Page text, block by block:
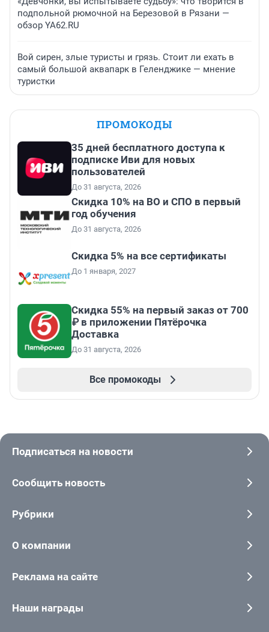
подпольной рюмочной на Березовой в Рязани —
обзор YA62.RU
Вой сирен, злые туристы и грязь. Стоит ли ехать в
самый большой аквапарк в Геленджике — мнение
туристки
ПРОМОКОДЫ
35 дней бесплатного доступа к
подписке Иви для новых
пользователей
До 31 августа, 2026
Скидка 10% на ВО и СПО в первый
год обучения
До 31 августа, 2026
Скидка 5% на все сертификаты
До 1 января, 2027
Скидка 55% на первый заказ от 700
₽ в приложении Пятёрочка
Доставка
До 31 августа, 2026
Все промокоды
Подписаться на новости
Сообщить новость
Рубрики
О компании
Реклама на сайте
Наши награды